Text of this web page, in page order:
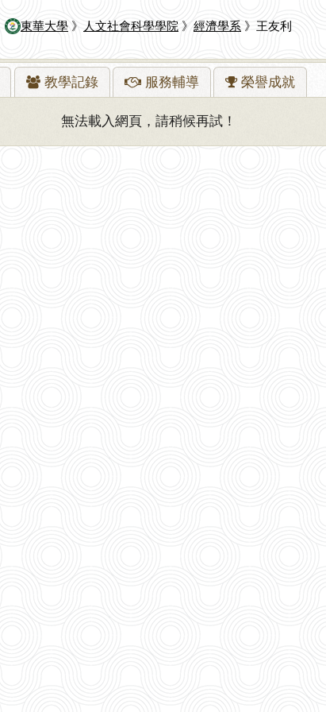
東華大學 》 人文社會科學學院 》 經濟學系 》王友利
教學記錄 服務輔導 榮譽成就
無法載入網頁，請稍候再試！